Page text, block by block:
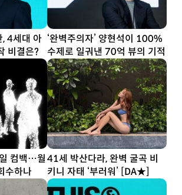
, 4세대 아
비결은?
‘완벽주의자’ 양현석이 100%
수제로 일궈낸 70억 뷰의 기적
컴백…월
수하나
41세 박산다라, 완벽 굴곡 비
키니 자태 ‘부러워’ [DA★]